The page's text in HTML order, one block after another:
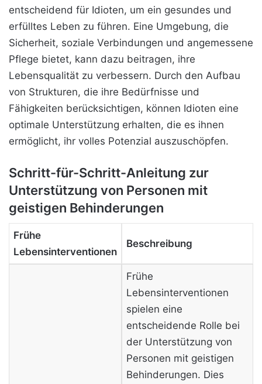
entscheidend für Idioten, um ein gesundes und
erfülltes Leben zu führen. Eine Umgebung, die
Sicherheit, soziale Verbindungen und angemessene
Pflege bietet, kann dazu beitragen, ihre
Lebensqualität zu verbessern. Durch den Aufbau
von Strukturen, die ihre Bedürfnisse und
Fähigkeiten berücksichtigen, können Idioten eine
optimale Unterstützung erhalten, die es ihnen
ermöglicht, ihr volles Potenzial auszuschöpfen.
Schritt-für-Schritt-Anleitung zur
Unterstützung von Personen mit
geistigen Behinderungen
Frühe
Lebensinterventionen
Beschreibung
Frühe
Lebensinterventionen
spielen eine
entscheidende Rolle bei
der Unterstützung von
Personen mit geistigen
Behinderungen. Dies